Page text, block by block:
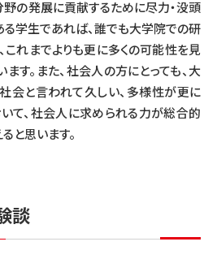
野の発展に貢献するために尽力・没頭
る学生であれば、誰でも大学院での研
これまでよりも更に多くの可能性を見
す。また、社会人の方にとっても、大
会と言われて久しい、多様性が更に
て、社会人に求められる力が総合的
と思います。
談